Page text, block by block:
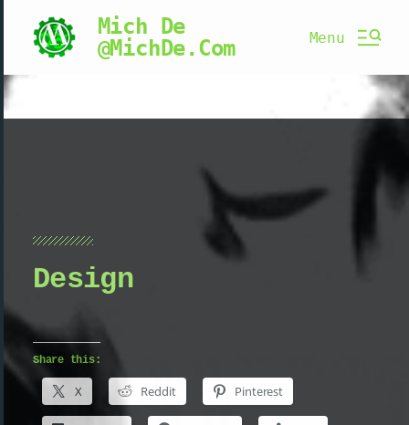
Mich De
@MichDe.Com
Menu
Design
Share this:
X Reddit Pinterest